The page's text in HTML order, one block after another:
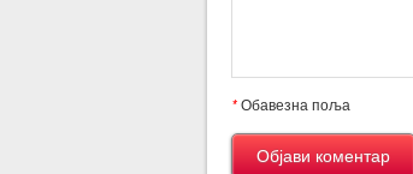
*Обавезна поља